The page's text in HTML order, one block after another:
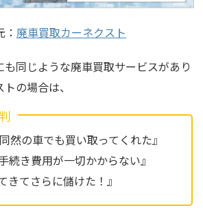
廃車買取カーネクスト
同じような廃車買取サービスがあり
の場合は、
然の車でも買い取ってくれた』
続き費用が一切かからない』
きてさらに儲けた！』